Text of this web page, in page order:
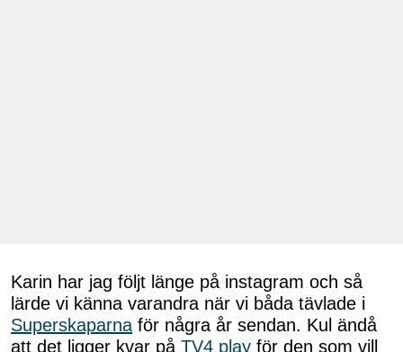
Karin har jag följt länge på instagram och så
lärde vi känna varandra när vi båda tävlade i
Superskaparna för några år sendan. Kul ändå
att det ligger kvar på TV4 play för den som vill